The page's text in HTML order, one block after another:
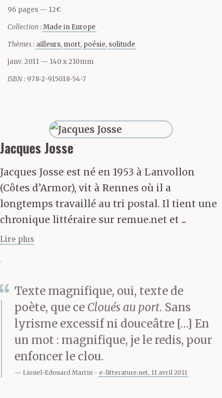
intervalles réguliers.
Lui, il boit, s’essuie les
lèvres, parle, s’arrête,
réfléchit, reparle.
impose. C’est un bloc.
Un massif teigneux
doté d’une force de
cheval, disent les rares
qui s’y sont frottés.
Visage oblong,
pommettes saillantes,
capable de saisir en un
instant les détails
infimes qui surgissent,
se trament, se nouent
tout autour. Il possède
96 pages 12€
Collection :Made in Europe
Thèmes : ailleurs mort poésie solitude
janv. 2011 — 140 x 210mm
ISBN : 978-2-915018-54-7
Jacques Josse
Jacques Josse est né en 1953 à Lanvollon
(Côtes d’Armor), vit à Rennes où il a
longtemps travaillé au tri postal. Il tient une
chronique littéraire sur remue.net et ...
Lire plus
Texte magnifique, oui, texte de
poète, que ce Cloués au port. Sans
lyrisme excessif ni douceâtre […] En
un mot : magnifique, je le redis, pour
enfoncer le clou.
Lionel-Edouard Martin e-litterature.net, 11 avril 2011